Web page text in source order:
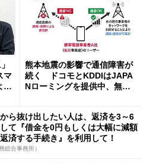
マ
り
熊本地震の影響で通信障害が
続く ドコモとKDDIはJAPA
Nローミングを提供中、無料
ら抜け出したい人は、返済を3～6
て『借金を0円もしくは大幅に減額
済する手続き』を利用して！
総合事務所）